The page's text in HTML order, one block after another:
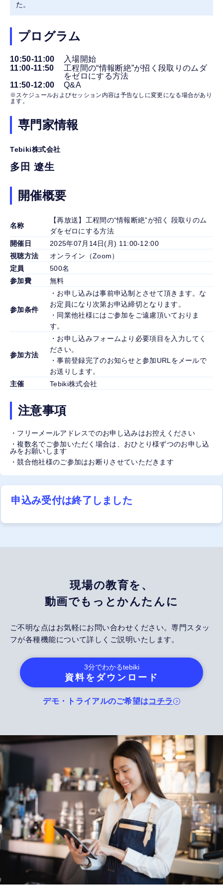
た。
プログラム
10:50-11:00
入場開始
11:00-11:50
工程間の“情報断絶”が招く段取りのムダ
をゼロにする方法
11:50-12:00
Q&A
※スケジュールおよびセッション内容は予告なしに変更になる場合があり
ます。
専門家情報
Tebiki株式会社
多田 遼生
開催概要
名称
【再放送】工程間の“情報断絶”が招く 段取りのム
ダをゼロにする方法
開催日
2025年07月14日(月) 11:00-12:00
視聴方法
オンライン（Zoom）
定員
500名
参加費
無料
参加条件
・お申し込みは事前申込制とさせて頂きます。な
お定員になり次第お申込締切となります。
・同業他社様にはご参加をご遠慮頂いておりま
す。
参加方法
・お申し込みフォームより必要項目を入力してく
ださい。
・事前登録完了のお知らせと参加URLをメールで
お送りします。
主催
Tebiki株式会社
注意事項
・フリーメールアドレスでのお申し込みはお控えください
・複数名でご参加いただく場合は、おひとり様ずつのお申し込
みをお願いします
・競合他社様のご参加はお断りさせていただきます
申込み受付は終了しました
現場の教育を、
動画でもっとかんたんに
ご不明な点はお気軽にお問い合わせください。専門スタッ
フが各種機能について詳しくご説明いたします。
3分でわかるtebiki
資料をダウンロード
デモ・トライアルのご希望はコチラ